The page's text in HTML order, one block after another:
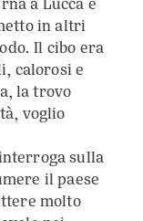
in altri
Il cibo era
calorosi e
la trovo
voglio
sulla
il paese
molto